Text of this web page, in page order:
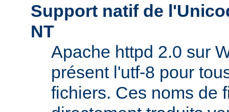
Support natif de
NT
Apache httpd 2.0 sur
présent l'utf-8 pour
fichiers. Ces noms de